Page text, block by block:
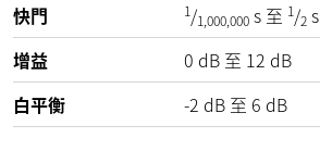
快門 1/1,000,000 s 至 1/2 s
增益
0 dB 至 12 dB
白平衡
-2 dB 至 6 dB